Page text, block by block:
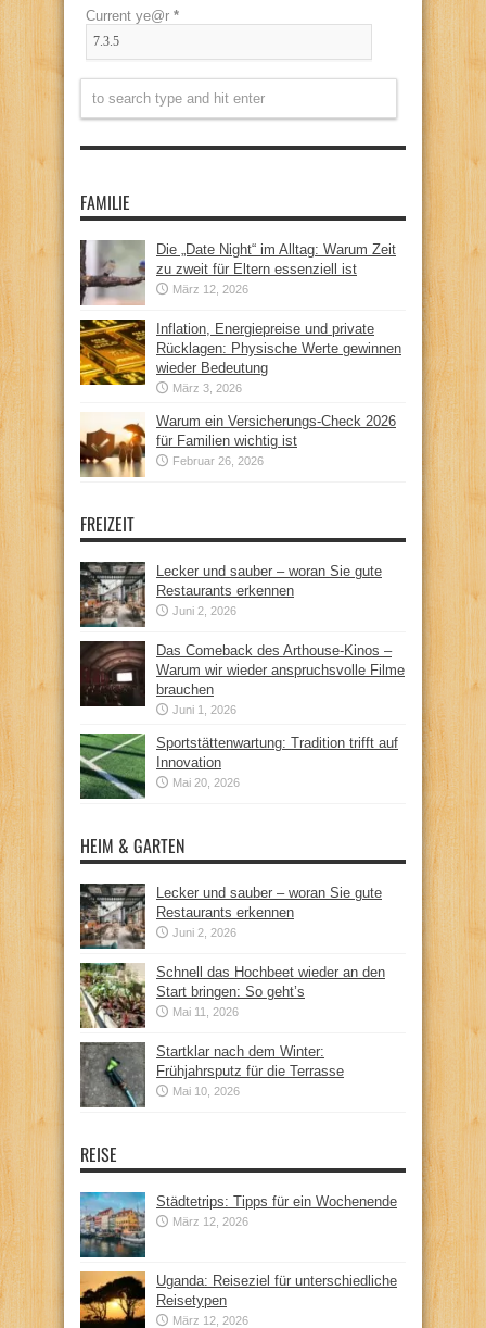
Current ye@r *
FAMILIE
Die „Date Night“ im Alltag: Warum Zeit
zu zweit für Eltern essenziell ist
März 12, 2026
Inflation, Energiepreise und private
Rücklagen: Physische Werte gewinnen
wieder Bedeutung
März 3, 2026
Warum ein Versicherungs-Check 2026
für Familien wichtig ist
Februar 26, 2026
FREIZEIT
Lecker und sauber – woran Sie gute
Restaurants erkennen
Juni 2, 2026
Das Comeback des Arthouse-Kinos –
Warum wir wieder anspruchsvolle Filme
brauchen
Juni 1, 2026
Sportstättenwartung: Tradition trifft auf
Innovation
Mai 20, 2026
HEIM & GARTEN
Lecker und sauber – woran Sie gute
Restaurants erkennen
Juni 2, 2026
Schnell das Hochbeet wieder an den
Start bringen: So geht’s
Mai 11, 2026
Startklar nach dem Winter:
Frühjahrsputz für die Terrasse
Mai 10, 2026
REISE
Städtetrips: Tipps für ein Wochenende
März 12, 2026
Uganda: Reiseziel für unterschiedliche
Reisetypen
März 12, 2026